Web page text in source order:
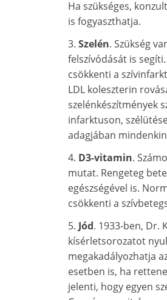
Ha szükséges,
is fogyaszthatja.
3. Szelén. Szükség
felszívódását is
csökkenti a
LDL koleszterin
szelénkészítmények
infarktuson,
adagjában
4. D3-vitamin.
mutat. Rengeteg
egészségével is.
csökkenti a
5. Jód. 1933-ben, Dr.
kísérletsorozatot
megakadályozhatja
esetben is, ha
jelenti, hogy egyen